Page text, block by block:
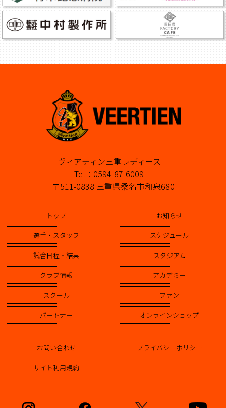
ヴィアティン三重レディース
Tel：0594-87-6009
〒511-0838 三重県桑名市和泉680
トップ お知らせ
選手・スタッフ スケジュール
試合日程・結果 スタジアム
クラブ情報 アカデミー
スクール ファン
パートナー オンラインショップ
お問い合わせ プライバシーポリシー
サイト利用規約